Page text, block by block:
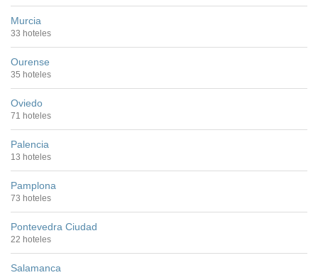
Murcia
33 hoteles
Ourense
35 hoteles
Oviedo
71 hoteles
Palencia
13 hoteles
Pamplona
73 hoteles
Pontevedra Ciudad
22 hoteles
Salamanca